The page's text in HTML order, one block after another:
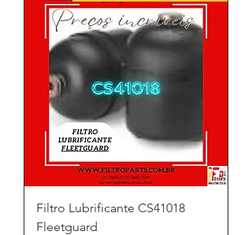
Filtro Lubrificante CS41018
Fleetguard